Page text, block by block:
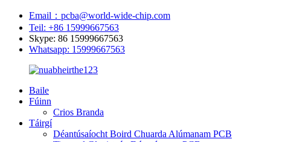
Email：pcba@world-wide-chip.com
Teil: +86 15999667563
Skype: 86 15999667563
Whatsapp: 15999667563
Baile
Fúinn
Crios Branda
Táirgí
Déantúsaíocht Boird Chuarda Alúmanam PCB